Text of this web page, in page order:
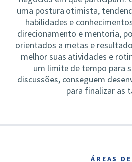
uma postura otimista,
habilidades e
direcionamento e mentoria,
orientados a metas e
melhor suas atividades e
um limite de tempo para
discussões, conseguem
para finalizar as
ÁREAS DE